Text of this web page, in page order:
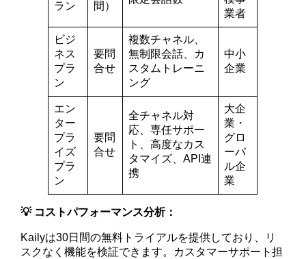
ラン
間）
業者
ビジ
ネス
プラ
ン
要問
合せ
複数チャネル、
無制限会話、カ
スタムトレーニ
ング
中小
企業
エン
ター
プラ
イズ
プラ
ン
要問
合せ
全チャネル対
応、専任サポー
ト、高度なカス
タマイズ、API連
携
大企
業・
グロ
ーバ
ル企
業
💡 コストパフォーマンス分析：
Kailyは30日間の無料トライアルを提供しており、リ
スクなく機能を検証できます。カスタマーサポート担